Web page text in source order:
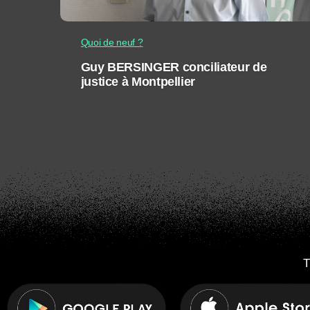
Quoi de neuf ?
Guy BERSINGER conciliateur de
justice à Montpellier